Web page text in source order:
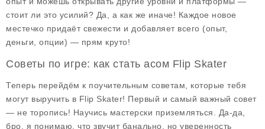
стоит ли это усилий? Да, а как же иначе! Каждое новое
местечко придаёт свежести и добавляет всего (опыт,
деньги, опции) — прям круто!
Советы по игре: как стать асом Flip Skater
Теперь перейдём к поучительным советам, которые тебя
могут выручить в Flip Skater! Первый и самый важный совет
— не торопись! Научись мастерски приземляться. Да-да,
бро, я понимаю, что звучит банально, но уверенность